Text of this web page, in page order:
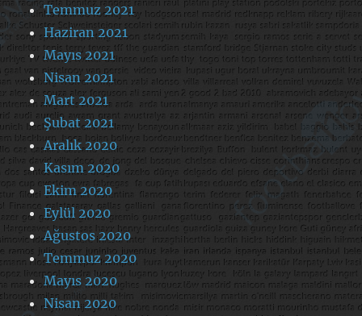
Temmuz 2021
Haziran 2021
Mayıs 2021
Nisan 2021
Mart 2021
Şubat 2021
Aralık 2020
Kasım 2020
Ekim 2020
Eylül 2020
Ağustos 2020
Temmuz 2020
Mayıs 2020
Nisan 2020